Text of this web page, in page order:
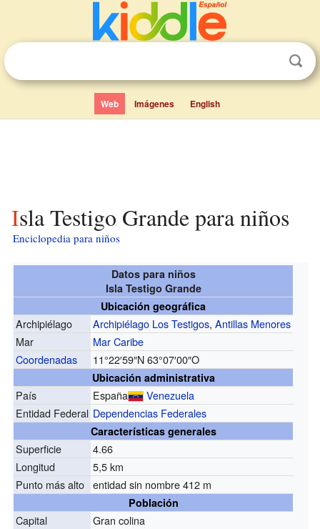
Web Imágenes English
Isla Testigo Grande para niños
Enciclopedia para niños
Datos para niños
Isla Testigo Grande
Ubicación geográfica
Archipiélago Archipiélago Los Testigos,Antillas Menores
Mar
Mar Caribe
Coordenadas
11°22′59″N63°07′00″O
Ubicación administrativa
País España
Venezuela
Entidad Federal Dependencias Federales
Características generales
Superficie
4.66
Longitud
5,5 km
Punto más alto entidad sin nombre 412 m
Población
Capital
Gran colina